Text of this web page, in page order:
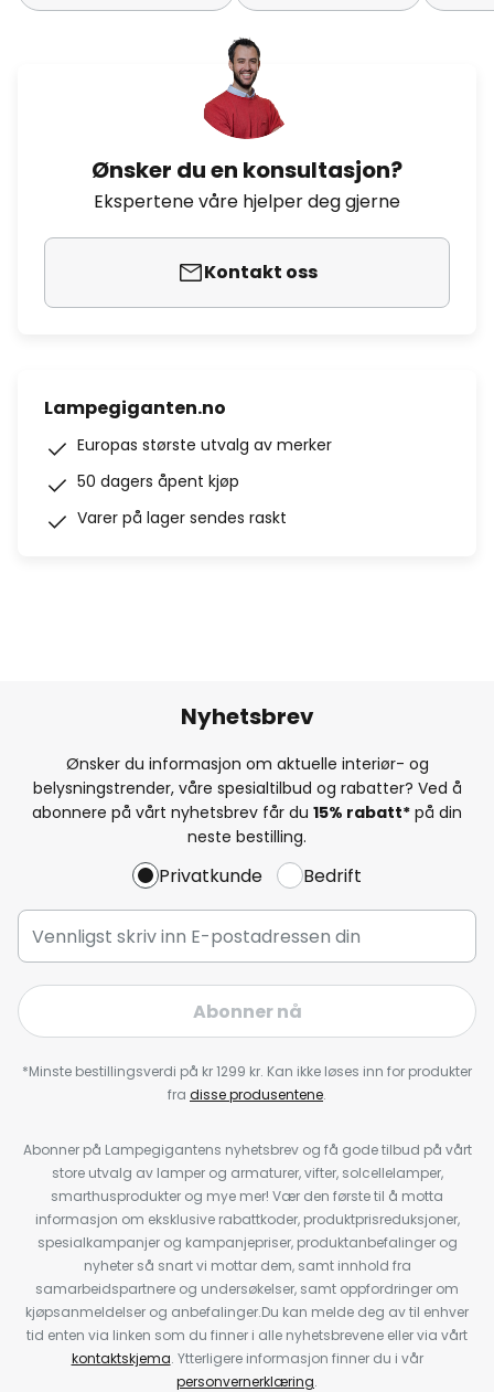
Ønsker du en konsultasjon?
Ekspertene våre hjelper deg gjerne
Kontakt oss
Lampegiganten.no
Europas største utvalg av merker
50 dagers åpent kjøp
Varer på lager sendes raskt
Nyhetsbrev
Ønsker du informasjon om aktuelle interiør- og
belysningstrender, våre spesialtilbud og rabatter? Ved å
abonnere på vårt nyhetsbrev får du 15% rabatt* på din
neste bestilling.
Privatkunde Bedrift
Abonner nå
*Minste bestillingsverdi på kr 1299 kr. Kan ikke løses inn for produkter
fra disse produsentene.
Abonner på Lampegigantens nyhetsbrev og få gode tilbud på vårt
store utvalg av lamper og armaturer, vifter, solcellelamper,
smarthusprodukter og mye mer! Vær den første til å motta
informasjon om eksklusive rabattkoder, produktprisreduksjoner,
spesialkampanjer og kampanjepriser, produktanbefalinger og
nyheter så snart vi mottar dem, samt innhold fra
samarbeidspartnere og undersøkelser, samt oppfordringer om
kjøpsanmeldelser og anbefalinger.Du kan melde deg av til enhver
tid enten via linken som du finner i alle nyhetsbrevene eller via vårt
kontaktskjema. Ytterligere informasjon finner du i vår
personvernerklæring.